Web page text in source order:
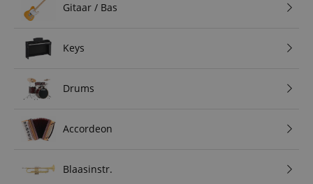
Gitaar / Bas
Keys
Drums
Accordeon
Blaasinstr.